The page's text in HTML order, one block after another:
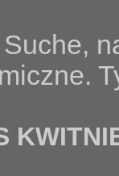
Suche,